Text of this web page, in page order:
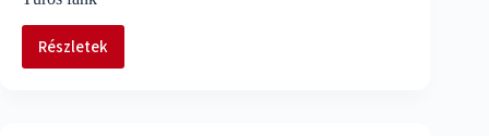
Részletek
Túrós